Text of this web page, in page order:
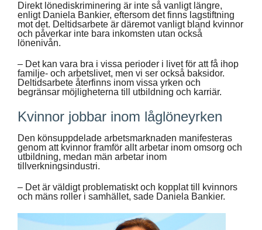
Direkt lönediskriminering är inte så vanligt längre,
enligt Daniela Bankier, eftersom det finns lagstiftning
mot det. Deltidsarbete är däremot vanligt bland kvinnor
och påverkar inte bara inkomsten utan också
lönenivån.
– Det kan vara bra i vissa perioder i livet för att få ihop
familje- och arbetslivet, men vi ser också baksidor.
Deltidsarbete återfinns inom vissa yrken och
begränsar möjligheterna till utbildning och karriär.
Kvinnor jobbar inom låglöneyrken
Den könsuppdelade arbetsmarknaden manifesteras
genom att kvinnor framför allt arbetar inom omsorg och
utbildning, medan män arbetar inom
tillverkningsindustri.
– Det är väldigt problematiskt och kopplat till kvinnors
och mäns roller i samhället, sade Daniela Bankier.